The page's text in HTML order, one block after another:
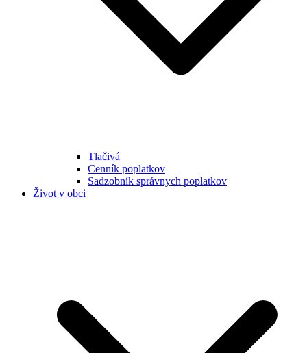
Tlačivá
Cenník poplatkov
Sadzobník správnych poplatkov
Život v obci